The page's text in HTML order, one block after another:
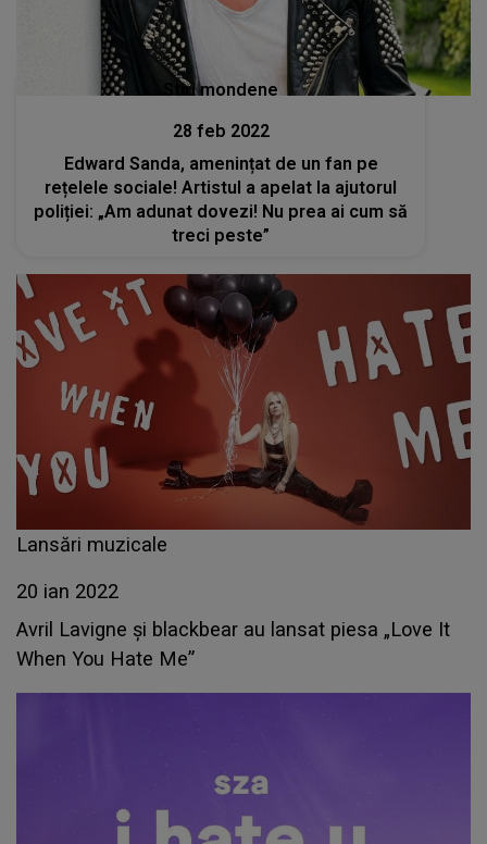
Stiri mondene
28 feb 2022
Edward Sanda, amenințat de un fan pe
rețelele sociale! Artistul a apelat la ajutorul
poliției: „Am adunat dovezi! Nu prea ai cum să
treci peste”
Lansări muzicale
20 ian 2022
Avril Lavigne și blackbear au lansat piesa „Love It
When You Hate Me”